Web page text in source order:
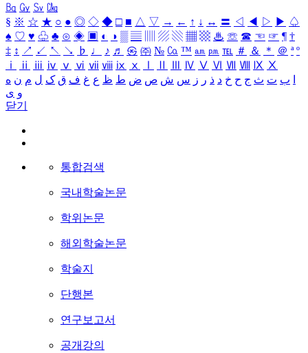
㏃ ㏉ ㏜ ㏆
§ ※ ☆ ★ ○ ● ◎ ◇ ◆ □ ■ △ ▽ → ← ↑ ↓ ↔ 〓 ◁ ◀ ▷ ▶ ♤
♠ ♡ ♥ ♧ ♣ ⊙ ◈ ▣ ◐ ◑ ▒ ▤ ▨ ▧ ▦ ▩ ♨ ☏ ☎ ☜ ☞ ¶ †
‡ ↕ ↗ ↙ ↖ ↘ ♭ ♩ ♪ ♬ ㉿ ㈜ № ㏇ ™ ㏂ ㏘ ℡ ＃ ＆ ＊ ＠ ª º
ⅰ
ⅱ ⅲ ⅳ ⅴ ⅵ ⅶ ⅷ ⅸ ⅹ Ⅳ Ⅴ Ⅵ Ⅶ Ⅷ Ⅸ Ⅹ
ب ت ث ج ح خ د ذ ر ز س ش ص ض ط ظ ع غ ف ق ک ل م ن ه
و ی
닫기
통합검색
국내학술논문
학위논문
해외학술논문
학술지
단행본
연구보고서
공개강의